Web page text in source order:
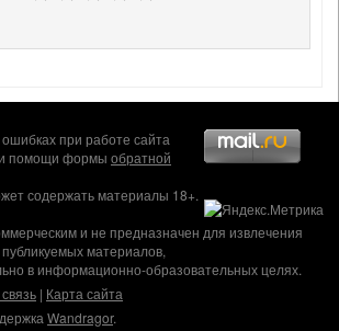
при работе сайта
помощи формы обратной
содержать материалы 18+.
и не предназначен для извлечения
материалов,
в информационно-образовательных целях.
| Карта сайта
Wandragor.